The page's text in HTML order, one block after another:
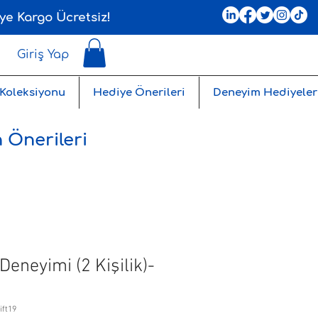
Kargo Ücretsiz!
Giriş Yap
Hediye Önerileri Deneyim
Önerileri
(2 Kişilik)-